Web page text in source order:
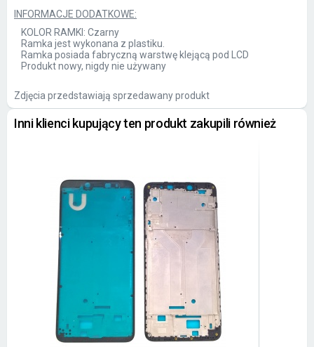
INFORMACJE DODATKOWE:
KOLOR RAMKI: Czarny
Ramka jest wykonana z plastiku.
Ramka posiada fabryczną warstwę klejącą pod LCD
Produkt nowy, nigdy nie używany
Zdjęcia przedstawiają sprzedawany produkt
Inni klienci kupujący ten produkt zakupili również